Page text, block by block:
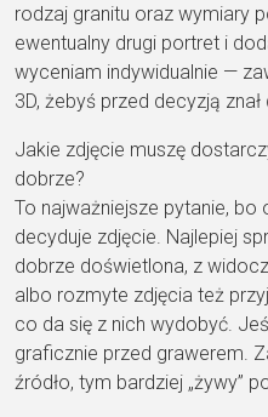
rodzaj granitu oraz wymiary
ewentualny drugi portret i
wyceniam indywidualnie —
3D, żebyś przed decyzją znał
Jakie zdjęcie muszę
dobrze?
To najważniejsze pytanie, bo
decyduje zdjęcie. Najlepiej
dobrze doświetlona, z
albo rozmyte zdjęcia też
co da się z nich wydobyć.
graficznie przed grawerem.
źródło, tym bardziej „żywy”